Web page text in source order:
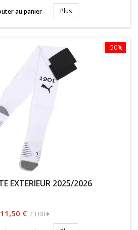
habituel
au panier Plus
-50%
EXTERIEUR 2025/2026
Prix
11,50 € Prix
habituel
23,00 €